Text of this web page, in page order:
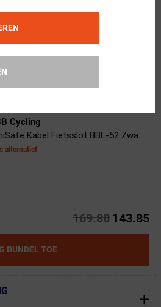
Beschermfolie Glans Tr...
Cycling
Kabel Fietsslot BBL-52 Zwa...
alternatief
169.80 143.85
BUNDEL TOE